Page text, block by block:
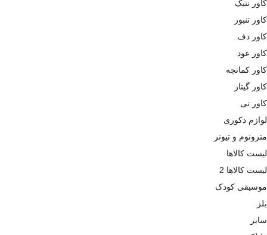
کاور تنبک
کاور تنبور
کاور دف
کاور عود
کاور کمانچه
کاور گیتار
کاور نی
لوازم دکوری
مترونوم و تیونر
لیست کالاها
لیست کالاها 2
موسیقی کودک
بلز
سایر